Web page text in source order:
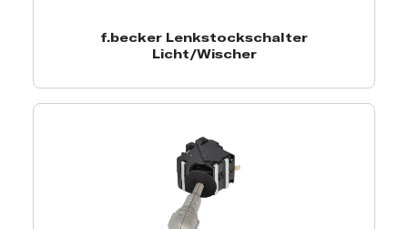
f.becker Lenkstockschalter
Licht/Wischer